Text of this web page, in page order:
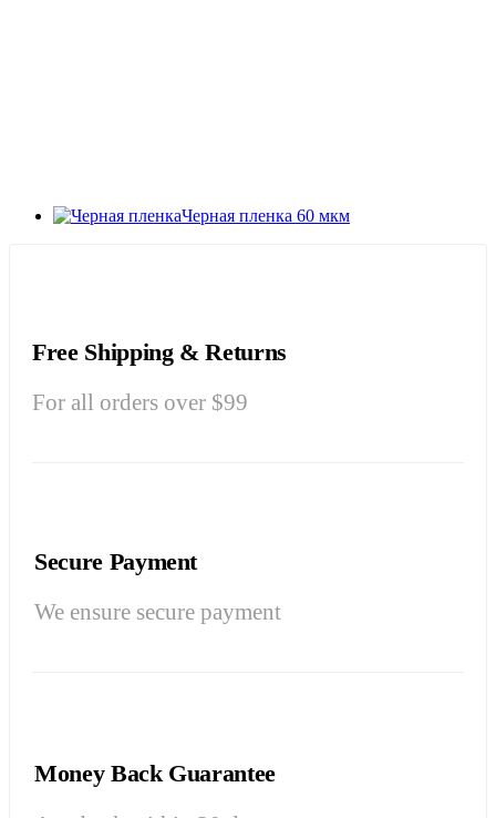
Черная пленка 60 мкм
Free Shipping & Returns
For all orders over $99
Secure Payment
We ensure secure payment
Money Back Guarantee